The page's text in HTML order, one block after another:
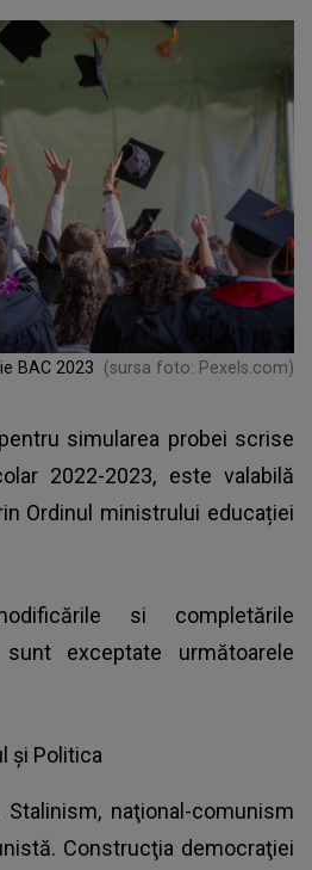
BAC 2023 (sursa foto: Pexels.com)
simularea probei scrise
2022-2023, este valabilă
Ordinul ministrului educației
si completările
exceptate următoarele
și Politica
naţional-comunism
Construcţia democraţiei